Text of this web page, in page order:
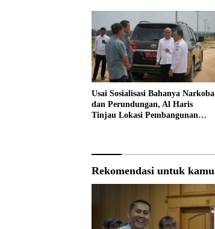
Usai Sosialisasi Bahanya Narkoba
dan Perundungan, Al Haris
Tinjau Lokasi Pembangunan
Rekomendasi untuk kamu